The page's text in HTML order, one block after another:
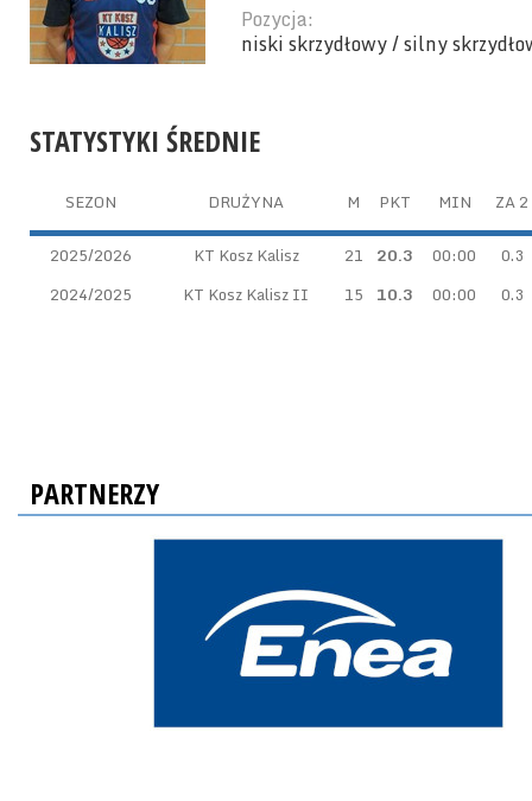
Pozycja:
niski skrzydłowy / silny
STATYSTYKI ŚREDNIE
SEZON DRUŻYNA M PKT MIN ZA 2
2025/2026 KT Kosz Kalisz 21 20.3 00:00
0.3
2024/2025
KT Kosz Kalisz II 15 10.3 00:00 0.3
PARTNERZY